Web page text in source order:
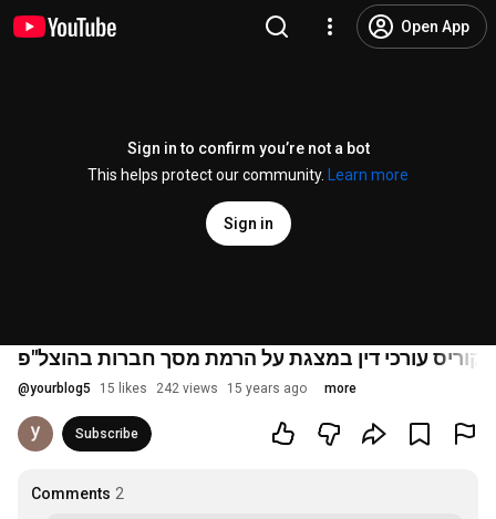
Open App
Sign in to confirm you’re not a bot
This helps protect our community.
Learn more
Sign in
קוריס עורכי דין במצגת על הרמת מסך חברות בהוצל"פ
@yourblog5 15 likes 242 views 15 years ago more
Subscribe
Comments 2